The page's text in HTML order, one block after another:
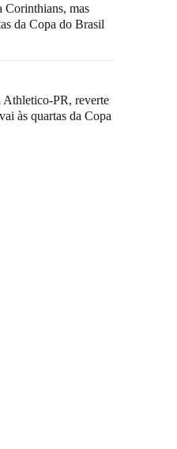
Corinthians, mas
da Copa do Brasil
Athletico-PR, reverte
às quartas da Copa